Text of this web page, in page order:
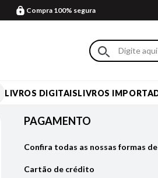
Compra 100% segura
LIVROS DIGITAISLIVROS
PAGAMENTO
Confira todas as nossas formas
Cartão de crédito